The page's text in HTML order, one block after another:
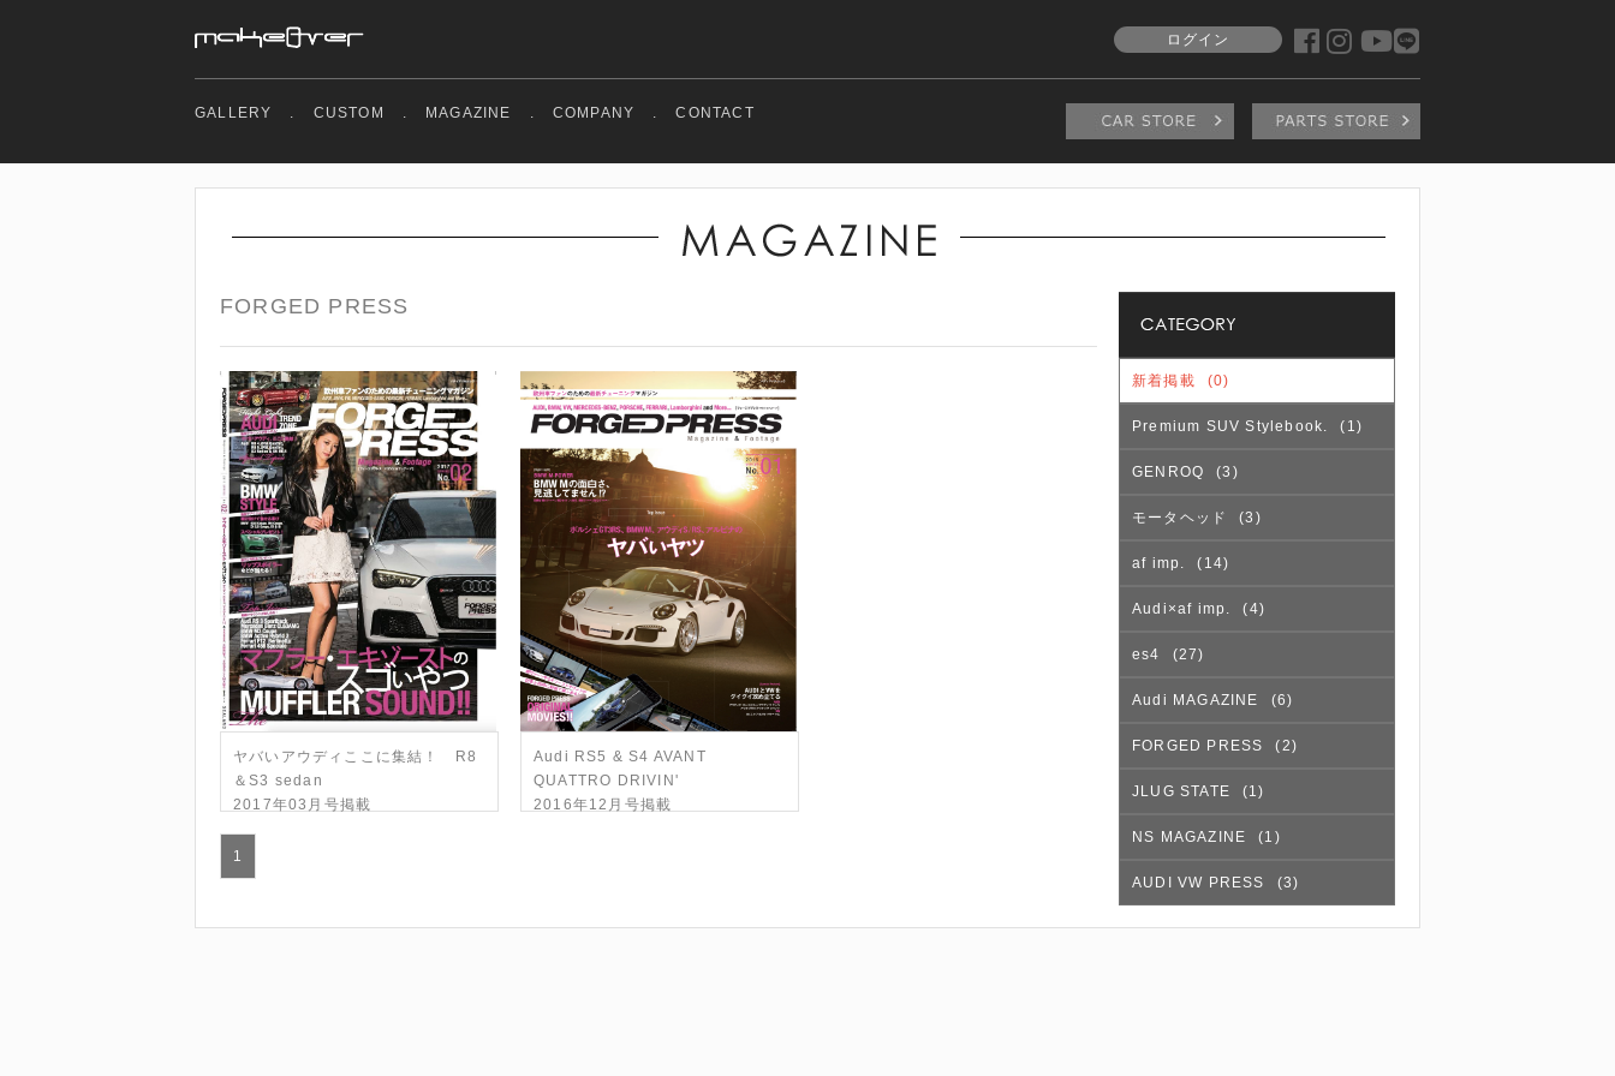
ログイン
GALLERY . CUSTOM . MAGAZINE . COMPANY . CONTACT
FORGED PRESS
ヤバいアウディここに集結！ R8
＆S3 sedan
2017年03月号掲載
Audi RS5 & S4 AVANT
QUATTRO DRIVIN'
2016年12月号掲載
1
新着掲載 (0)
Premium SUV Stylebook. (1)
GENROQ (3)
モータヘッド (3)
af imp. (14)
Audi×af imp. (4)
es4 (27)
Audi MAGAZINE (6)
FORGED PRESS (2)
JLUG STATE (1)
NS MAGAZINE (1)
AUDI VW PRESS (3)